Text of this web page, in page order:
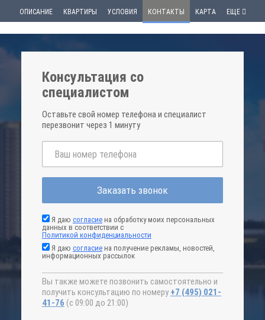
ОПИСАНИЕ КВАРТИРЫ УСЛОВИЯ КОНТАКТЫ КАРТА ЕЩЕ
Консультация со
специалистом
Оставьте свой номер телефона и специалист
перезвонит через 1 минуту
Заказать звонок
Я даю согласиена обработку моих персональных
данных в соответствии с
Политикой конфиденциальности
Я даю согласиена получение рекламы, новостей,
информационных рассылок
Вы также можете позвонить самостоятельно и
получить консультацию по номеру +7 (495) 021-
41-76 (с 09:00 до 21:00)